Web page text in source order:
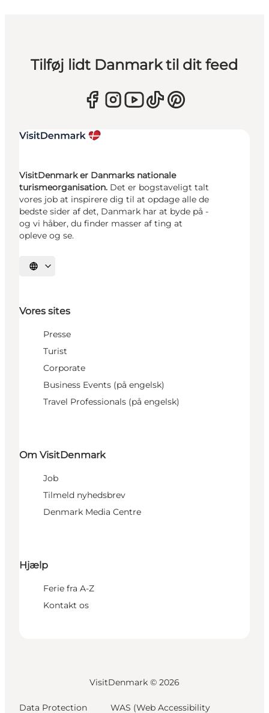
Tilføj lidt Danmark til dit feed
VisitDenmark er Danmarks nationale
turismeorganisation. Det er bogstaveligt talt
vores job at inspirere dig til at opdage alle de
bedste sider af det, Danmark har at byde på -
og vi håber, du finder masser af ting at
opleve og se.
Vælg sprog
Vores sites
Presse
Turist
Corporate
Business Events (på engelsk)
Travel Professionals (på engelsk)
Om VisitDenmark
Job
Tilmeld nyhedsbrev
Denmark Media Centre
Hjælp
Ferie fra A-Z
Kontakt os
VisitDenmark © 2026
Data Protection WAS (Web Accessibility